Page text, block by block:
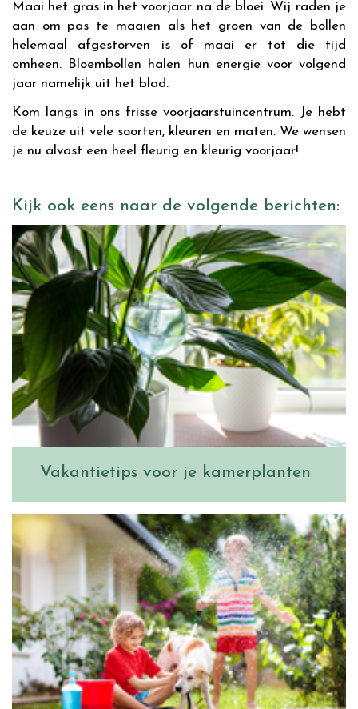
Maai het gras in het voorjaar na de bloei. Wij raden je
aan om pas te maaien als het groen van de bollen
helemaal afgestorven is of maai er tot die tijd
omheen. Bloembollen halen hun energie voor volgend
jaar namelijk uit het blad.
Kom langs in ons frisse voorjaarstuincentrum. Je hebt
de keuze uit vele soorten, kleuren en maten. We wensen
je nu alvast een heel fleurig en kleurig voorjaar!
Kijk ook eens naar de volgende berichten:
Vakantietips voor je kamerplanten